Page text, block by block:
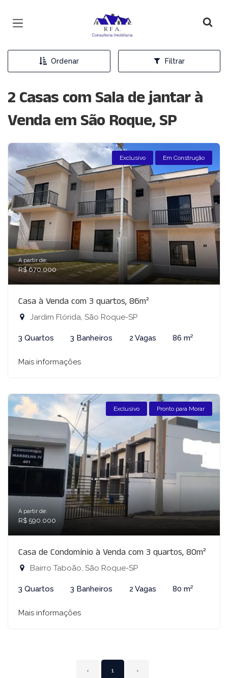
Página inicial
Ordenar Filtrar
2 Casas com Sala de jantar à
Venda em São Roque, SP
Exclusivo Em Construção
A partir de:
R$ 670.000
Casa à Venda com 3 quartos, 86m²
Jardim Flórida, São Roque-SP
3 Quartos 3 Banheiros 2 Vagas 86 m²
Mais informações
Exclusivo Pronto para Morar
A partir de:
R$ 590.000
Casa de Condomínio à Venda com 3 quartos, 80m²
Bairro Taboão, São Roque-SP
3 Quartos 3 Banheiros 2 Vagas 80 m²
Mais informações
‹ 1 ›